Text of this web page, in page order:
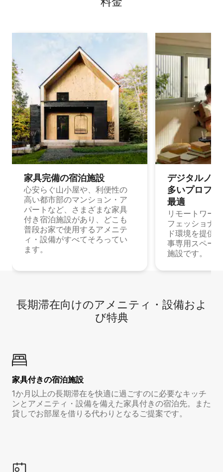
家具完備の宿⁠泊⁠施⁠設
心安らぐ山小屋や、利便性の
高い都市部のマンション・ア
パートなど、さまざまな家具
付き宿泊施設があり、どこも
普段お家で使用するアメニテ
ィ・設備がすべてそろってい
ます。
デジタルノ
多⁠いプ⁠ロ⁠フ⁠
最⁠適
リモートワー
フェッショナ
ド環境を提供
事専用スペー
施設です。
長期滞在向け⁠のア⁠メ⁠ニ⁠テ⁠ィ⁠・設⁠備⁠およ
び特⁠典
家具付き⁠の宿⁠泊⁠施⁠設
1か月以上の長期滞在を快適に過ごすのに必要なキッチ
ンとアメニティ・設備を備えた家具付きの宿泊先。また
貸しでお部屋を借りる代わりとなるご提案です。